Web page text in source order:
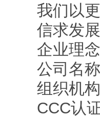
我们以
信求发
企业理
公司名
组织机
CCC认